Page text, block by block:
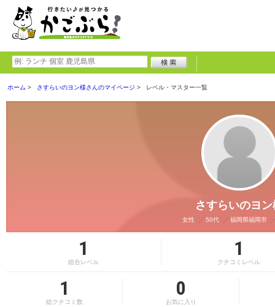
ホーム さすらいのヨン様さんのマイページ レベル・マスター一覧
さすらいのヨン
女性 50代 福岡県福岡市
1
総合レベル
1
クチコミレベル
1
総クチコミ数
0
お気に入り